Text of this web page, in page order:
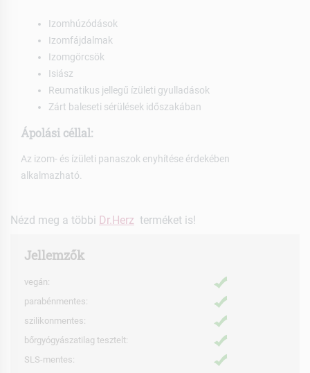
Izomhúzódások
Izomfájdalmak
Izomgörcsök
Isiász
Reumatikus jellegű ízületi gyulladások
Zárt baleseti sérülések időszakában
Ápolási céllal:
Az izom- és ízületi panaszok enyhítése érdekében
alkalmazható.
Nézd meg a többi Dr.Herz terméket is!
Jellemzők
vegán:
parabénmentes:
szilikonmentes:
bőrgyógyászatilag tesztelt:
SLS-mentes: